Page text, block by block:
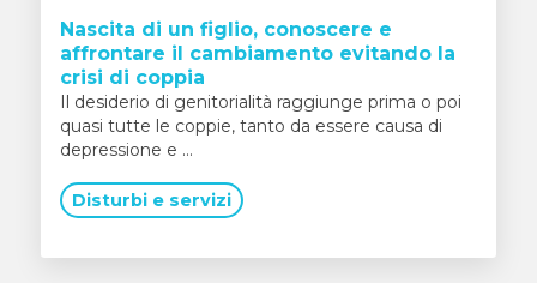
Nascita di un figlio, conoscere e
affrontare il cambiamento evitando la
crisi di coppia
Il desiderio di genitorialità raggiunge prima o poi
quasi tutte le coppie, tanto da essere causa di
depressione e ...
Disturbi e servizi